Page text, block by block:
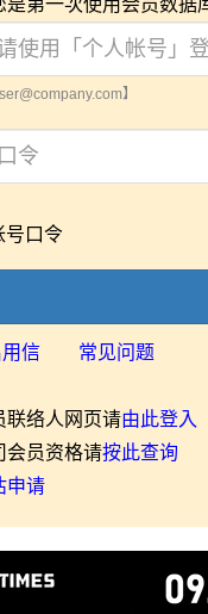
第一次使用会员数据
】
号口令
信 常见问题
络人网页请由此登入
员资格请按此查询
申请